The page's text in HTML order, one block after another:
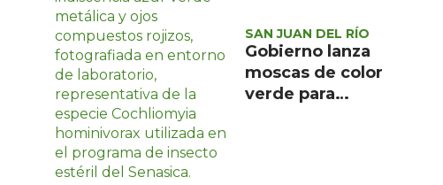
SAN JUAN DEL RÍO
Gobierno lanza
moscas de color
verde para